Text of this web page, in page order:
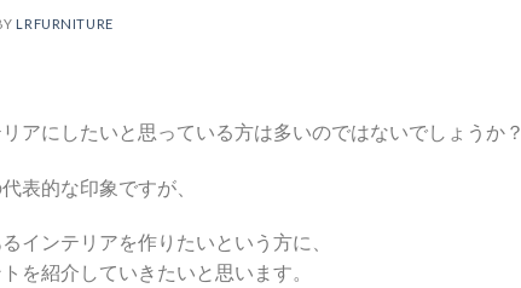
LRFURNITURE
アにしたいと思っている方は多いのではないでしょうか？
表的な印象ですが、
インテリアを作りたいという方に、
を紹介していきたいと思います。